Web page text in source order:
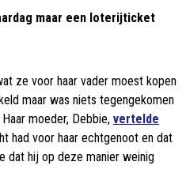
maar een loterijticket
ze voor haar vader moest kopen
maar was niets tegengekomen
moeder, Debbie, vertelde
had voor haar echtgenoot en dat
dat hij op deze manier weinig